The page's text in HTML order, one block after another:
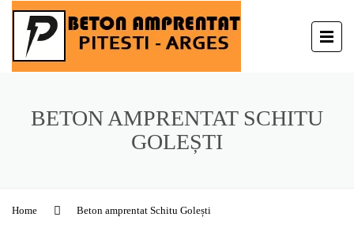
BETON AMPRENTAT SCHITU
GOLEȘTI
Home Beton amprentat Schitu Golești